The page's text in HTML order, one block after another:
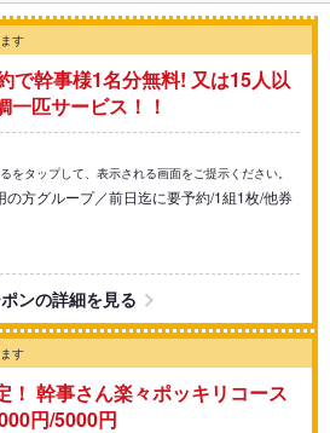
す
で幹事様1名分無料! 又は15人以
匹サービス！！
をタップして、表示される画面をご提示ください。
の方グループ／前日迄に要予約/1組1枚/他券
ンの詳細を見る
す
！ 幹事さん楽々ポッキリコース
円/5000円